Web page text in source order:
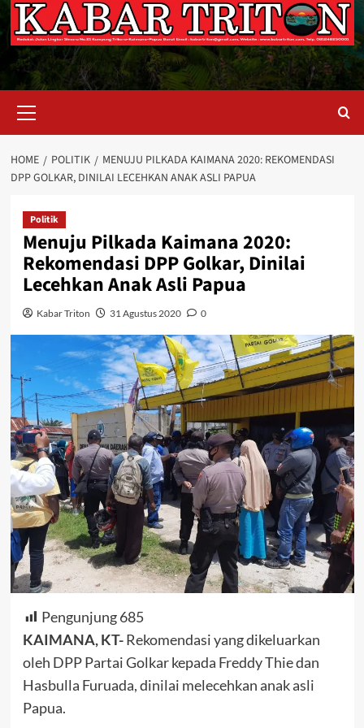
Menu
HOME POLITIK
MENUJU PILKADA KAIMANA 2020: REKOMENDASI
DPP GOLKAR, DINILAI LECEHKAN ANAK ASLI PAPUA
Politik
Menuju Pilkada Kaimana 2020:
Rekomendasi DPP Golkar, Dinilai
Lecehkan Anak Asli Papua
Kabar Triton 31 Agustus 2020 0
Pengunjung 685
KAIMANA, KT-Rekomendasi yang dikeluarkan
oleh DPP Partai Golkar kepada Freddy Thie dan
Hasbulla Furuada, dinilai melecehkan anak asli
Papua.